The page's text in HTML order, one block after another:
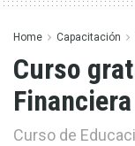
Home Capacitación
Curso
Financiera
Curso de